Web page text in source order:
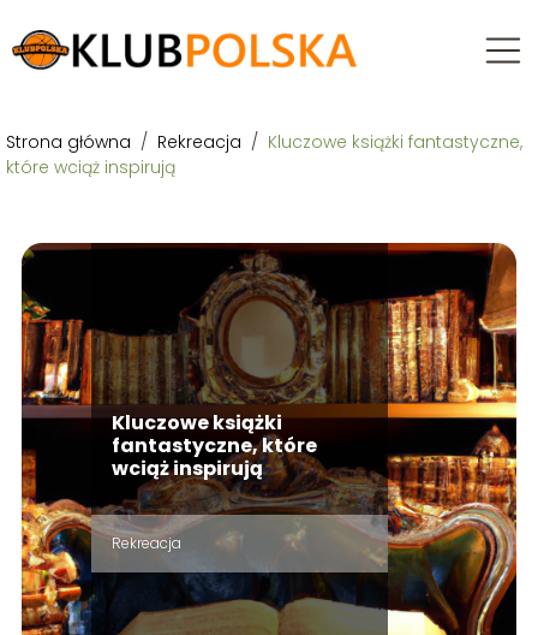
Strona główna / Rekreacja / Kluczowe książki fantastyczne,
które wciąż inspirują
Kluczowe książki
fantastyczne, które
wciąż inspirują
Rekreacja